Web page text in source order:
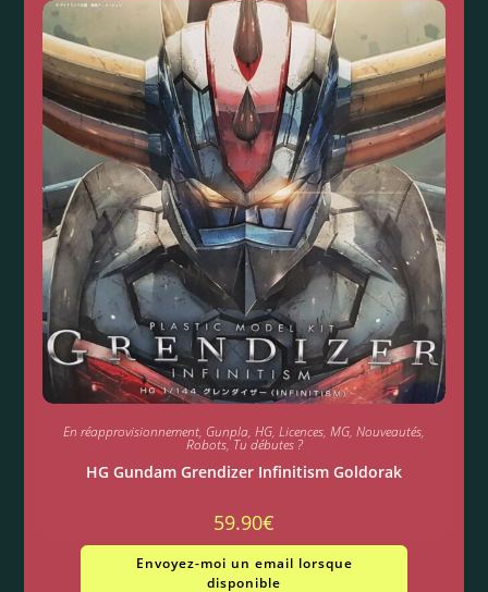
En réapprovisionnement, Gunpla, HG, Licences, MG, Nouveautés,
Robots,Tu débutes ?
HG Gundam Grendizer Infinitism Goldorak
59.90€
Envoyez-moi un email lorsque
disponible